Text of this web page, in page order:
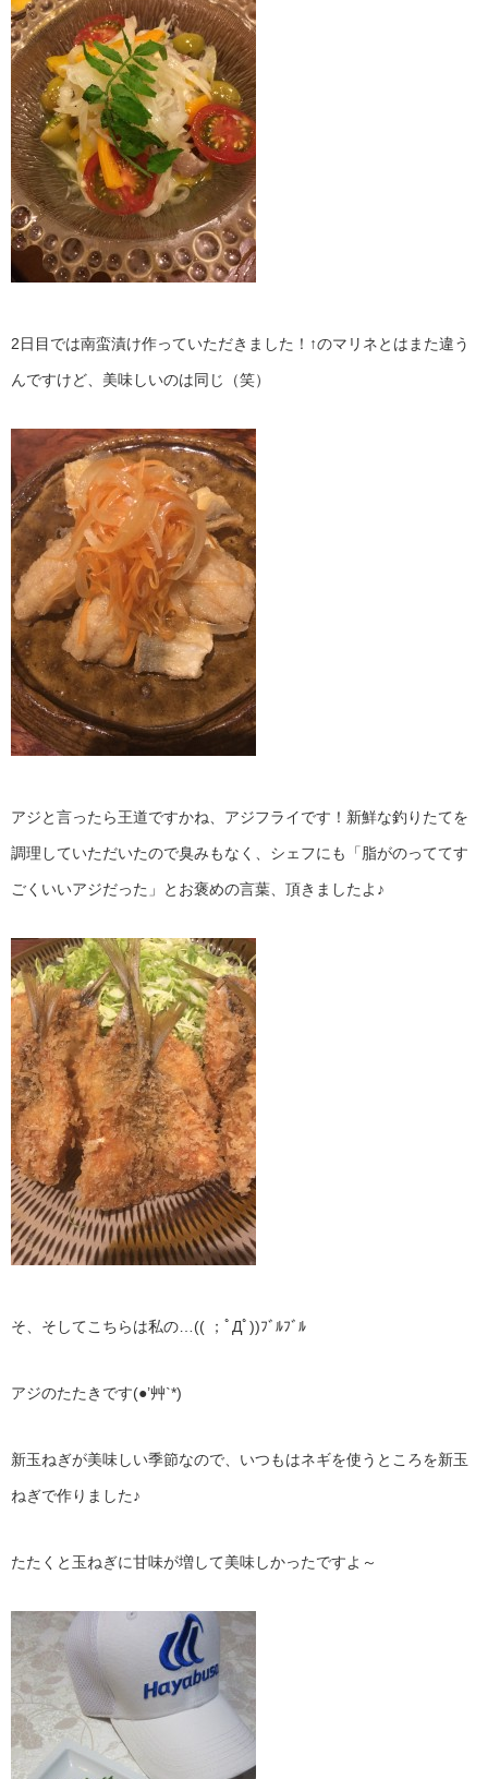
2日目では南蛮漬け作っていただきました！↑のマリネとはまた違う
んですけど、美味しいのは同じ（笑）
アジと言ったら王道ですかね、アジフライです！新鮮な釣りたてを
調理していただいたので臭みもなく、シェフにも「脂がのっててす
ごくいいアジだった」とお褒めの言葉、頂きましたよ♪
そ、そしてこちらは私の…(( ；ﾟДﾟ))ﾌﾞﾙﾌﾞﾙ
アジのたたきです(●’艸`*)
新玉ねぎが美味しい季節なので、いつもはネギを使うところを新玉
ねぎで作りました♪
たたくと玉ねぎに甘味が増して美味しかったですよ～